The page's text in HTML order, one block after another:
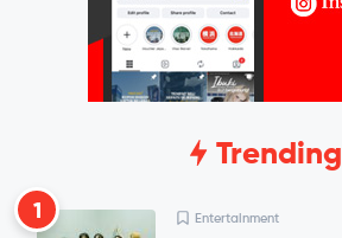
Trending
1 Entertainment